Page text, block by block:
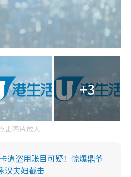
+3
击图片放大
遭盗用账目可疑！惊爆鼎爷
汉夫妇截击